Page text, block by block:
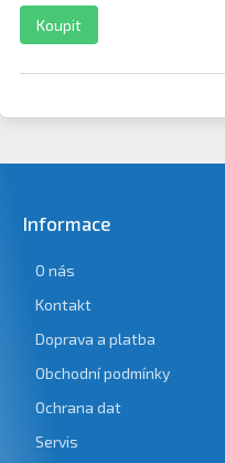
Koupit
Informace
O nás
Kontakt
Doprava a platba
Obchodní podmínky
Ochrana dat
Servis